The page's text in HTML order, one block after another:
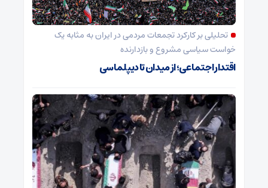
تحلیلی بر کارکرد تجمعات مردمی در ایران به مثابه یک
خواست سیاسی مشروع و بازدارنده
اقتدار اجتماعی؛ از میدان تا دیپلماسی